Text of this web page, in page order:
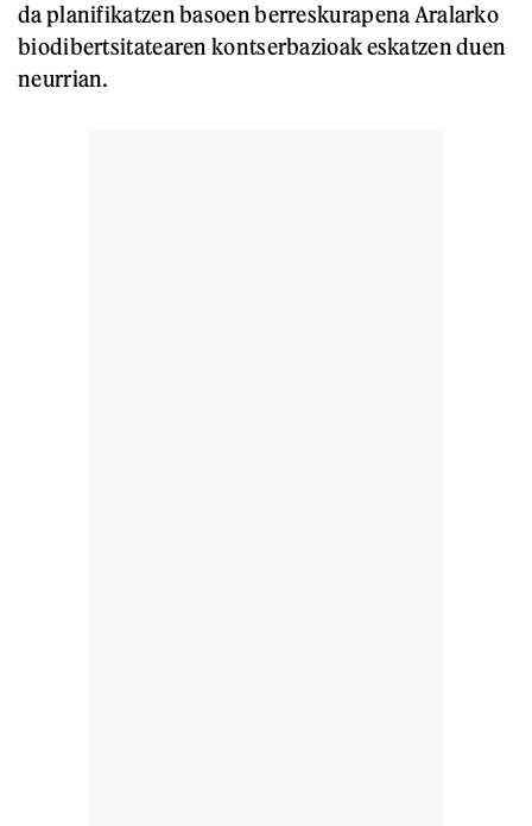
da planifikatzen basoen berreskurapena Aralarko
biodibertsitatearen kontserbazioak eskatzen duen
neurrian.